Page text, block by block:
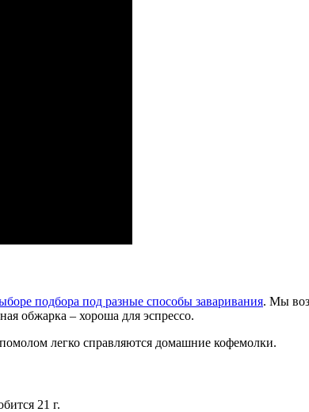
подбора под разные способы заваривания. Мы
обжарка – хороша для эспрессо.
легко справляются домашние кофемолки.
21 г.